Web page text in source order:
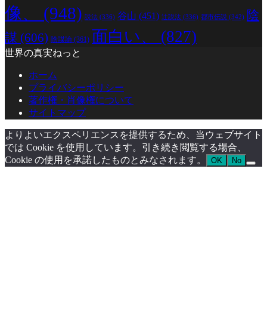
像、
(948) 説法 (336) 谷山 (451) 辻説法 (336) 都市伝説 (342) 陰
謀 (606) 陰謀論 (361) 面白い、 (827)
世界の真実ねっと
ホーム
プライバシーポリシー
著作権・肖像権について
サイトマップ
よりよいエクスペリエンスを提供するため、当ウェブサイト
では Cookie を使用しています。引き続き閲覧する場合、
Cookie の使用を承諾したものとみなされます。
OK No